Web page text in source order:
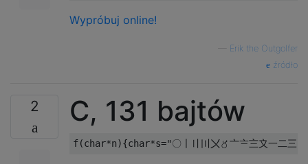
Wypróbuj online!
Erik the Outgolfer
źródło
2 C, 131 bajtów